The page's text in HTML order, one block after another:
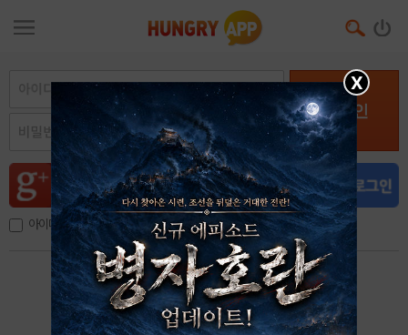
로그인
아이디, 이메일 저장
아이디 / 비밀번호 찾기 회원가입
X